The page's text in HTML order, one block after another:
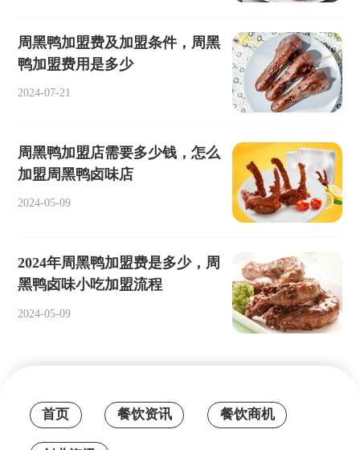
周黑鸭加盟费及加盟条件，周黑
鸭加盟费用是多少
2024-07-21
周黑鸭加盟店需要多少钱，怎么
加盟周黑鸭卤味店
2024-05-09
2024年周黑鸭加盟费是多少，周
黑鸭卤味小吃加盟流程
2024-05-09
首页 餐饮资讯 餐饮商机